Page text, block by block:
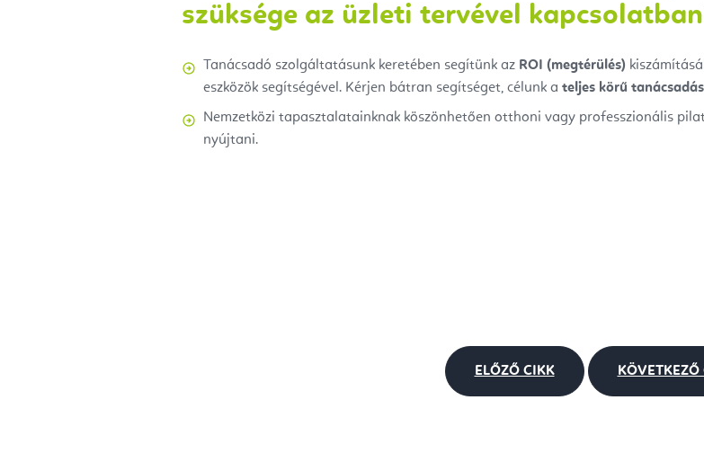
szüksége az üzleti tervével
Tanácsadó szolgáltatásunk keretében segítünk az ROI (megtérülés)
eszközök segítségével. Kérjen bátran segítséget, célunk a teljes körű tanácsadás
Nemzetközi tapasztalatainknak köszönhetően otthoni vagy professzionális
nyújtani.
ELŐZŐ CIKK KÖVETKEZŐ